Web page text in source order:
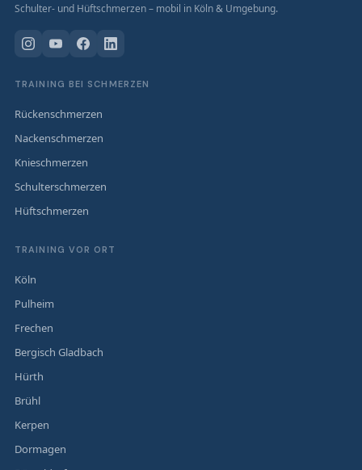
Schulter- und Hüftschmerzen – mobil in Köln & Umgebung.
TRAINING BEI SCHMERZEN
Rückenschmerzen
Nackenschmerzen
Knieschmerzen
Schulterschmerzen
Hüftschmerzen
TRAINING VOR ORT
Köln
Pulheim
Frechen
Bergisch Gladbach
Hürth
Brühl
Kerpen
Dormagen